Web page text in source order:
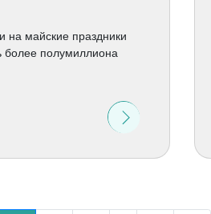
на майские праздники
более полумиллиона